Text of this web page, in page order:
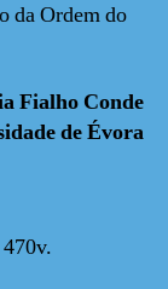
da Ordem do
Fialho Conde
de Évora